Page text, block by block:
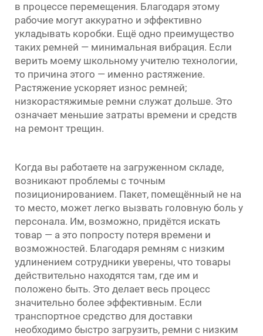
в процессе перемещения. Благодаря этому
рабочие могут аккуратно и эффективно
укладывать коробки. Ещё одно преимущество
таких ремней — минимальная вибрация. Если
верить моему школьному учителю технологии,
то причина этого — именно растяжение.
Растяжение ускоряет износ ремней;
низкорастяжимые ремни служат дольше. Это
означает меньшие затраты времени и средств
на ремонт трещин.
Когда вы работаете на загруженном складе,
возникают проблемы с точным
позиционированием. Пакет, помещённый не на
то место, может легко вызвать головную боль у
персонала. Им, возможно, придётся искать
товар — а это попросту потеря времени и
возможностей. Благодаря ремням с низким
удлинением сотрудники уверены, что товары
действительно находятся там, где им и
положено быть. Это делает весь процесс
значительно более эффективным. Если
транспортное средство для доставки
необходимо быстро загрузить, ремни с низким